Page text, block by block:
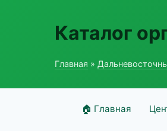
Каталог
Главная »
🏠 Главная